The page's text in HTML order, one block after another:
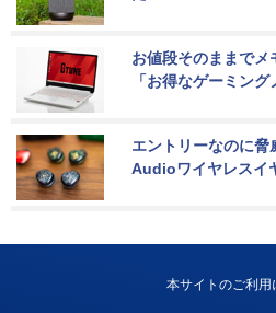
お値段そのままで
「お得なゲーミング
エントリーなのに
Audioワイヤレスイ
本サイトのご利用